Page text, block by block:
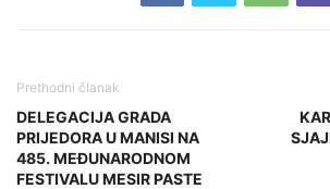
Prethodni članak
DELEGACIJA GRADA
PRIJEDORA U MANISI NA
485. MEĐUNARODNOM
FESTIVALU MESIR PASTE